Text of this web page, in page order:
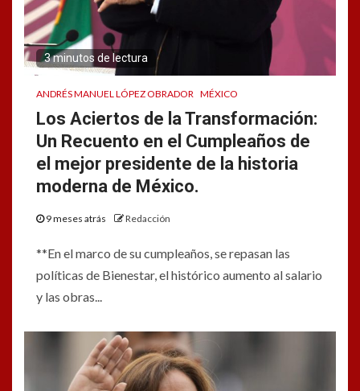
3 minutos de lectura
ANDRÉS MANUEL LÓPEZ OBRADOR MÉXICO
Los Aciertos de la Transformación:
Un Recuento en el Cumpleaños de
el mejor presidente de la historia
moderna de México.
9 meses atrás Redacción
**En el marco de su cumpleaños, se repasan las
políticas de Bienestar, el histórico aumento al salario
y las obras...